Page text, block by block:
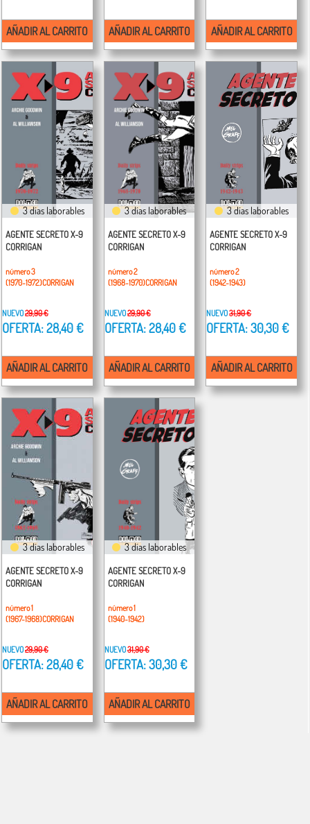
AÑADIR AL CARRITO AÑADIR AL CARRITO AÑADIR AL CARRITO
3 días laborables
AGENTE SECRETO X-9
CORRIGAN
número 3
(1970-1972)CORRIGAN
NUEVO29,90 €
OFERTA: 28,40 €
AÑADIR AL CARRITO
3 días laborables
AGENTE SECRETO X-9
CORRIGAN
número 2
(1968-1970)CORRIGAN
NUEVO29,90 €
OFERTA: 28,40 €
AÑADIR AL CARRITO
3 días laborables
AGENTE SECRETO X-9
CORRIGAN
número 2
(1942-1943)
NUEVO31,90 €
OFERTA: 30,30 €
AÑADIR AL CARRITO
3 días laborables
AGENTE SECRETO X-9
CORRIGAN
número 1
(1967-1968)CORRIGAN
NUEVO29,90 €
OFERTA: 28,40 €
AÑADIR AL CARRITO
3 días laborables
AGENTE SECRETO X-9
CORRIGAN
número 1
(1940-1942)
NUEVO31,90 €
OFERTA: 30,30 €
AÑADIR AL CARRITO